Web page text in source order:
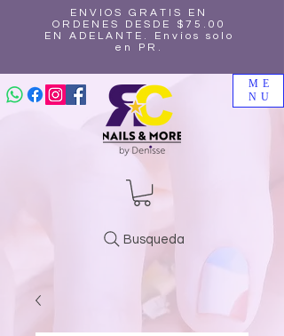
ENVIOS GRATIS EN
ORDENES DESDE $75.00
EN ADELANTE. Envíos solo
en PR.
ME
NU
Busqueda